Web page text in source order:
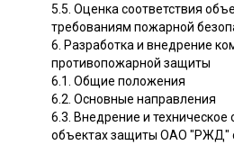
5.5. Оценка соответствия
требованиям пожарной
6. Разработка и внедрение
противопожарной защиты
6.1. Общие положения
6.2. Основные направления
6.3. Внедрение и техническое
объектах защиты ОАО "РЖД"